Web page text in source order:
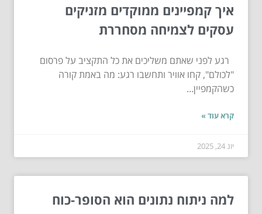
איך קמפיינים ממוקדים מזניקים
עסקים לצמיחה מסחררת
רגע לפני שאתם משליכים את כל התקציב על פרסום
"לכולם", קחו אוויר ותחשבו רגע: מה באמת קורה
כשהקמפיין...
קרא עוד »
יונ 24, 2025
למה ניתוח נתונים הוא הסופר-כוח